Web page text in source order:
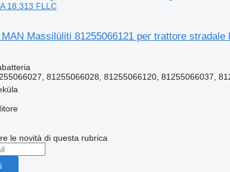
18.313 FLLC
Massilüliti 81255066121 per trattore stradale
81255066028, 81255066120, 81255066037,
le novità di questa rubrica